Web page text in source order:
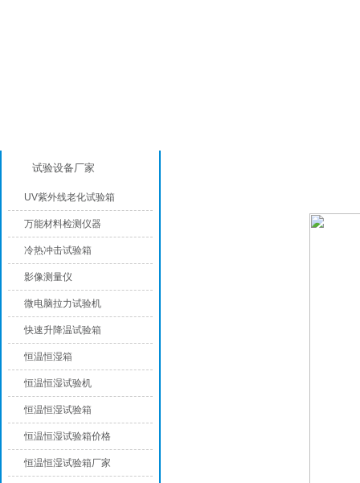
试验设备厂家
UV紫外线老化试验箱
万能材料检测仪器
冷热冲击试验箱
影像测量仪
微电脑拉力试验机
快速升降温试验箱
恒温恒湿箱
恒温恒湿试验机
恒温恒湿试验箱
恒温恒湿试验箱价格
恒温恒湿试验箱厂家